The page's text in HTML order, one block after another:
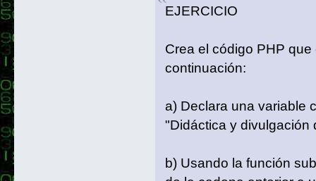
EJERCICIO
Crea el código PHP
continuación:
a) Declara una variable
"Didáctica y divulgación
b) Usando la función